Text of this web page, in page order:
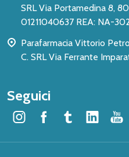
SRL Via Portamedina 8, 80134 - Napoli NA P.IVA:
01211040637 REA: NA-
Parafarmacia Vittorio
C. SRL Via Ferrante
Seguici